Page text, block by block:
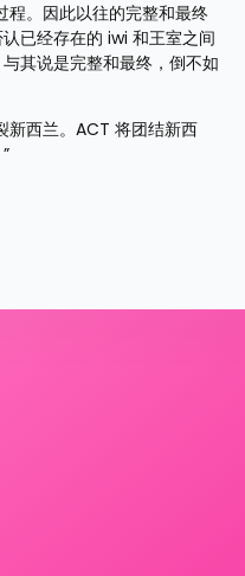
程。因此以往的完整和最终
已经存在的 iwi 和王室之间
其说是完整和最终，倒不如
新西兰。ACT 将团结新西